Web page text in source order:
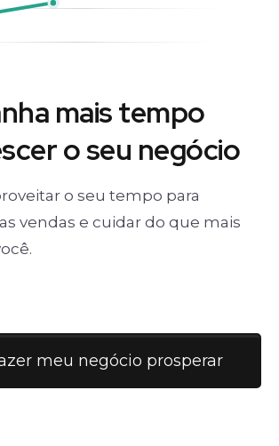
mais tempo
o seu negócio
o seu tempo para
vendas e cuidar do que mais
meu negócio prosperar